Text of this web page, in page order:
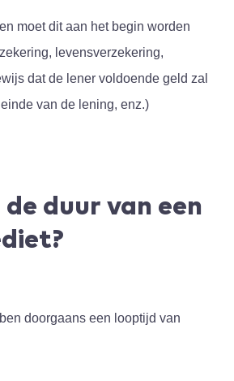
moet dit aan het begin worden
levensverzekering,
dat de lener voldoende geld zal
van de lening, enz.)
duur van een
doorgaans een looptijd van